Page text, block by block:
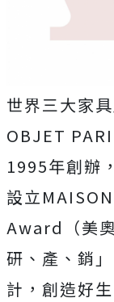
世界三大家
OBJET
1995年創辦
設立
Award（美
研、產、銷
計，創造好